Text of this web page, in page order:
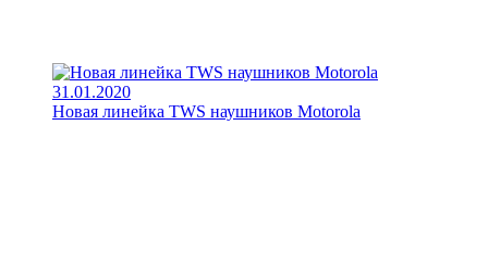
31.01.2020
Новая линейка TWS наушников Motorola